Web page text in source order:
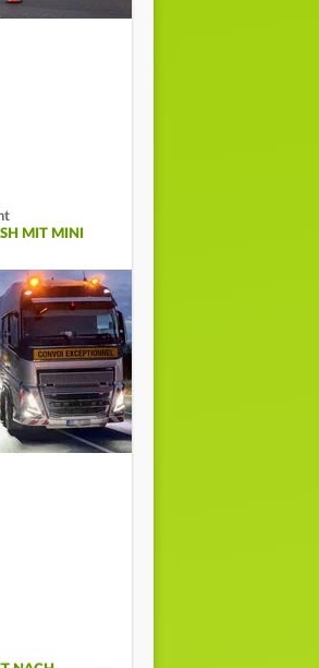
MIT MINI